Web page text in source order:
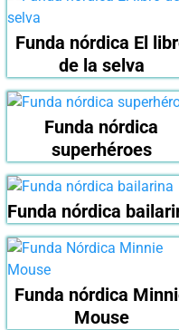
Funda nórdica El
de la selva
Funda nórdica
superhéroes
Funda nórdica
Funda nórdica
Mouse